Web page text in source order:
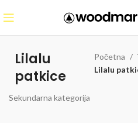
Lilalu
patkice
Početna
Lilalu
Sekundarna kategorija